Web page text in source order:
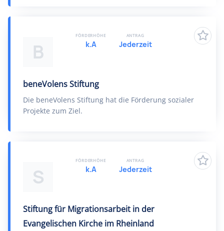
B
beneVolens Stiftung
Die beneVolens Stiftung hat die Förderung sozialer
Projekte zum Ziel.
FÖRDERHÖHE
k.A
ANTRAG
Jederzeit
S
Stiftung für Migrationsarbeit in der
Evangelischen Kirche im Rheinland
FÖRDERHÖHE
k.A
ANTRAG
Jederzeit